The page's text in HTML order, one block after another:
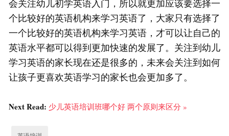
会关注幼儿初学英语入门，所以就更加应该要选择一
个比较好的英语机构来学习英语了，大家只有选择了
一个比较好的英语机构来学习英语，才可以让自己的
英语水平都可以得到更加快速的发展了。关注到幼儿
学习英语的家长现在还是很多的，未来会关注到如何
让孩子更喜欢英语学习的家长也会更加多了。
Next Read: 少儿英语培训班哪个好 两个原则来区分 »